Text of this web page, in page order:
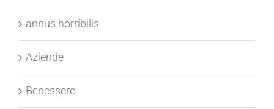
annus horribilis
Aziende
Benessere